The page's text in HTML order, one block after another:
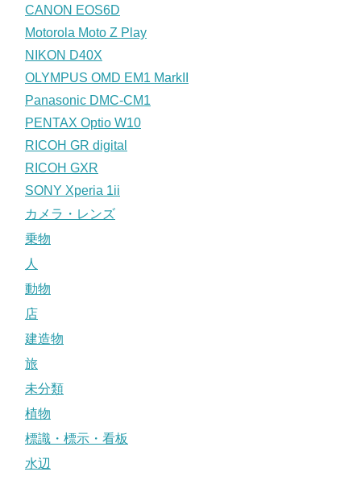
CANON EOS6D
Motorola Moto Z Play
NIKON D40X
OLYMPUS OMD EM1 MarkII
Panasonic DMC-CM1
PENTAX Optio W10
RICOH GR digital
RICOH GXR
SONY Xperia 1ii
カメラ・レンズ
乗物
人
動物
店
建造物
旅
未分類
植物
標識・標示・看板
水辺